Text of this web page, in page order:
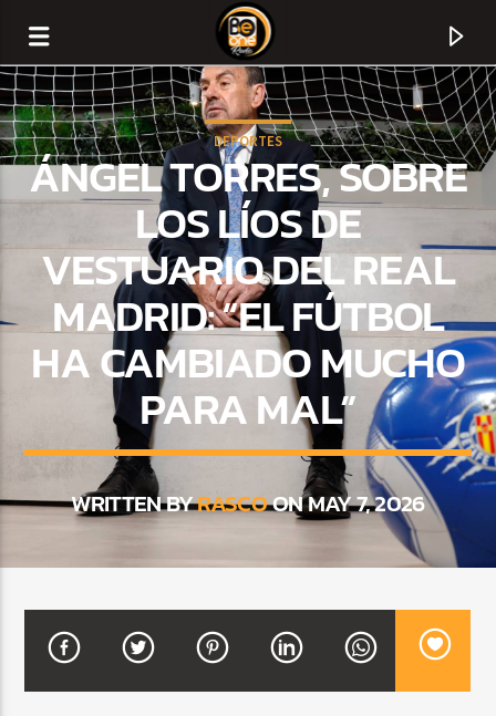
CURRENT TRACK
TITLE
BALADAS Y VALLENATO
2:00 PM 5:00 PM
DEPORTES
ÁNGEL TORRES, SOBRE
LOS LÍOS DE
VESTUARIO DEL REAL
MADRID: “EL FÚTBOL
HA CAMBIADO MUCHO
PARA MAL”
WRITTEN BYRASCOON MAY 7, 2026